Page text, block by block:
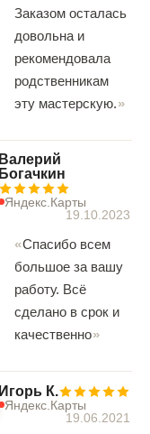
Заказом осталась
довольна и
рекомендовала
родственникам
эту мастерскую.
Валерий
Богачкин
Яндекс.Карты
19.10.2023
Спасибо всем
большое за вашу
работу. Всё
сделано в срок и
качественно
Игорь К.
Яндекс.Карты
19.06.2021